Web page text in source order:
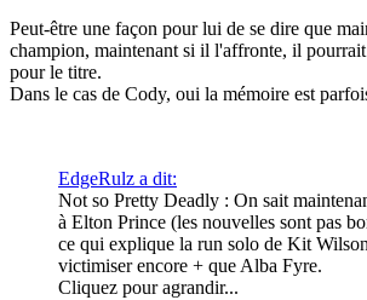
Peut-être une façon pour lui de se dire que
champion, maintenant si il l'affronte, il
pour le titre.
Dans le cas de Cody, oui la mémoire est
EdgeRulz a dit:
Not so Pretty Deadly : On sait
à Elton Prince (les nouvelles sont pas
ce qui explique la run solo de Kit
victimiser encore + que Alba Fyre.
Cliquez pour agrandir...